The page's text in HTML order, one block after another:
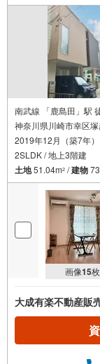
南武線 「鹿島田」駅
神奈川県川崎市幸区
2019年12月（築7年）
2SLDK / 地上3階建
土地51.04m2 /建物
画像15枚
大成有楽不動産